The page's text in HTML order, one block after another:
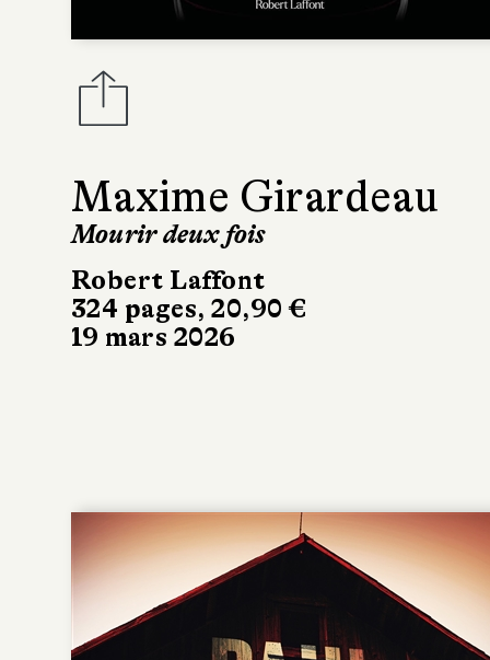
Maxime Girardeau
Mourir deux fois
Robert Laffont
324 pages, 20,90 €
19 mars 2026